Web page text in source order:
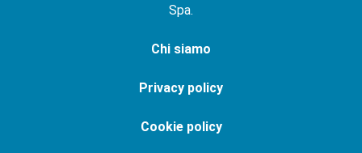
Spa.
Chi siamo
Privacy policy
Cookie policy